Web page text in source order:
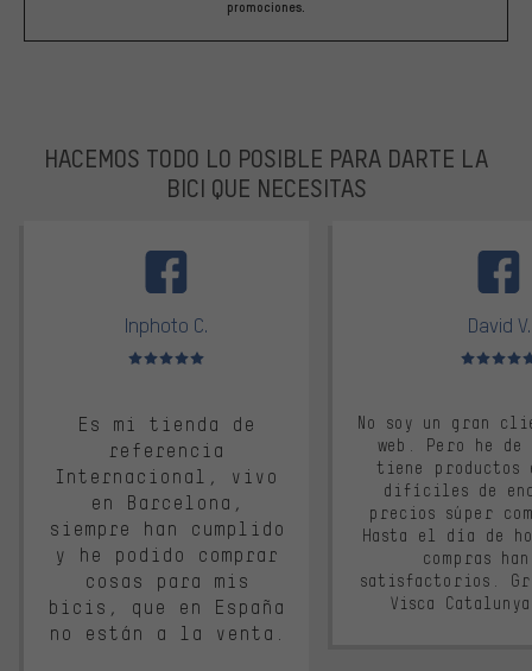
promociones.
HACEMOS TODO LO POSIBLE PARA DARTE LA
BICI QUE NECESITAS
Inphoto C.
Valoración media: 5 de 5
Es mi tienda de
referencia
Internacional, vivo
en Barcelona,
siempre han cumplido
y he podido comprar
cosas para mis
bicis, que en España
no están a la venta.
David V.
Valoración
No soy un gran
web. Pero he
tiene productos
difíciles de
precios súper
Hasta el día de
compras
satisfactorios.
Visca